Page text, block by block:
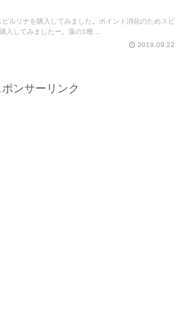
ピルリナを購入してみました。ポイント消化のためスピ
入してみましたー。藻の1種...
2019.09.22
ポンサーリンク